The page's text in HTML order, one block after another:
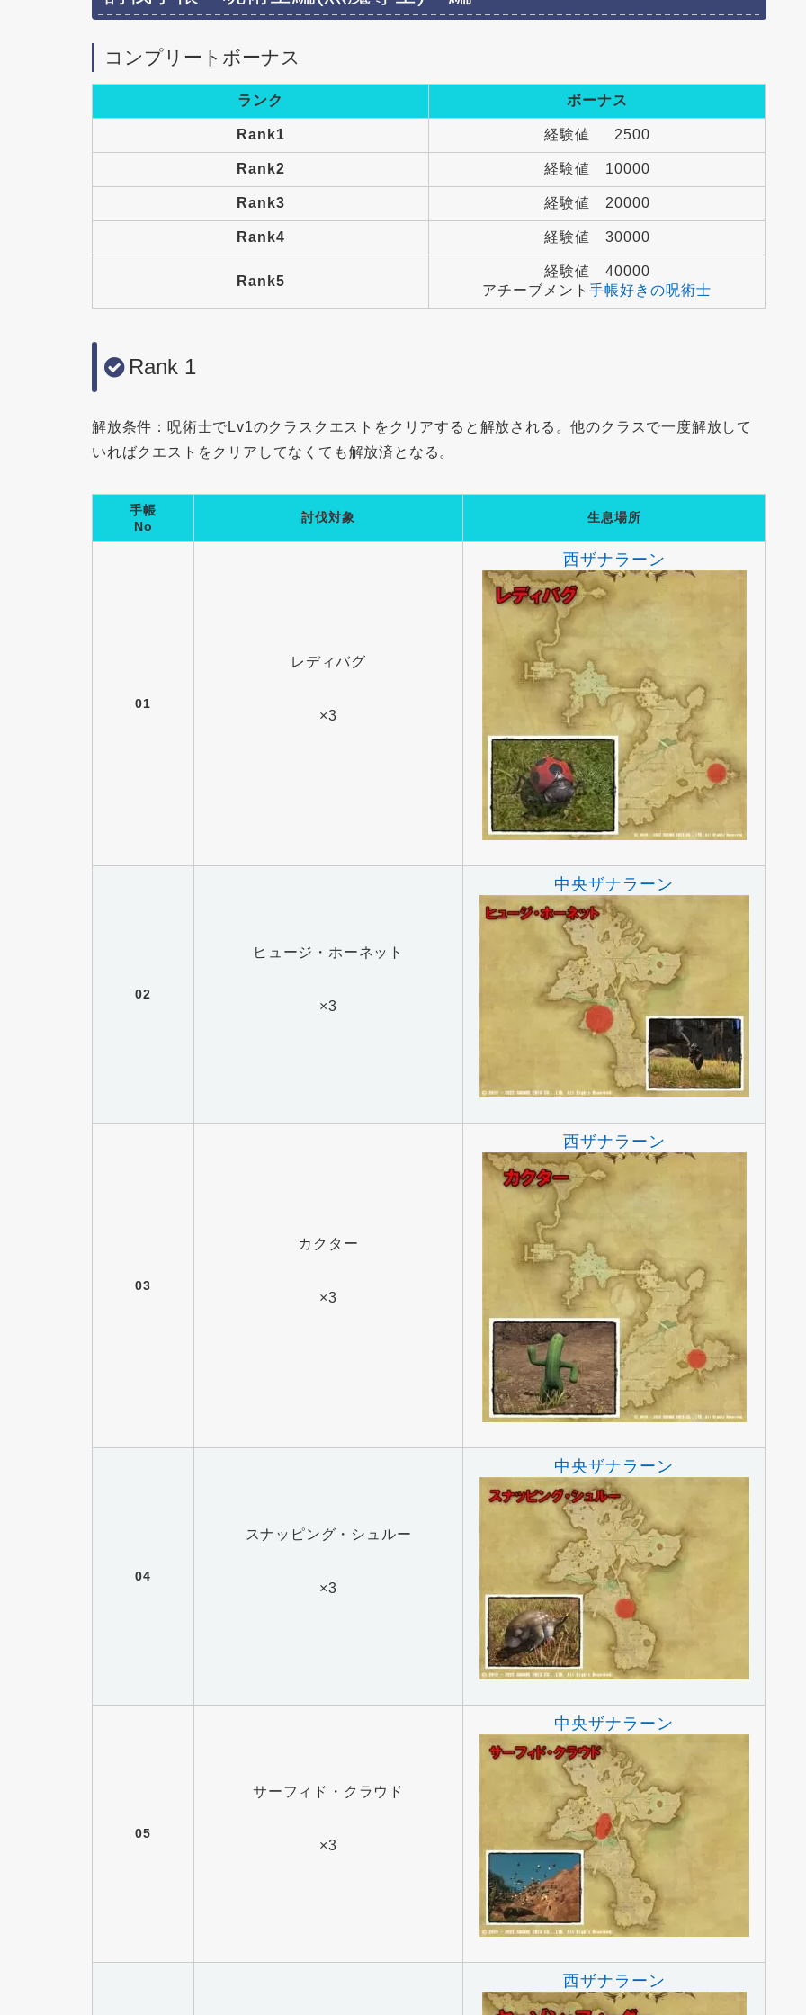
コンプリートボーナス
ランク ボーナス
Rank1 経験値 2500
Rank2 経験値 10000
Rank3 経験値 20000
Rank4 経験値 30000
Rank5
経験値 40000
アチーブメント 手帳好きの呪術士
Rank 1
解放条件：呪術士でLv1のクラスクエストをクリアすると解放される。他のクラスで一度解放して
いればクエストをクリアしてなくても解放済となる。
手帳
No
討伐対象 生息場所
01
レディバグ
×3
西ザナラーン
02
ヒュージ・ホーネット
×3
中央ザナラーン
03
カクター
×3
西ザナラーン
04
スナッピング・シュルー
×3
中央ザナラーン
05
サーフィド・クラウド
×3
中央ザナラーン
西ザナラーン